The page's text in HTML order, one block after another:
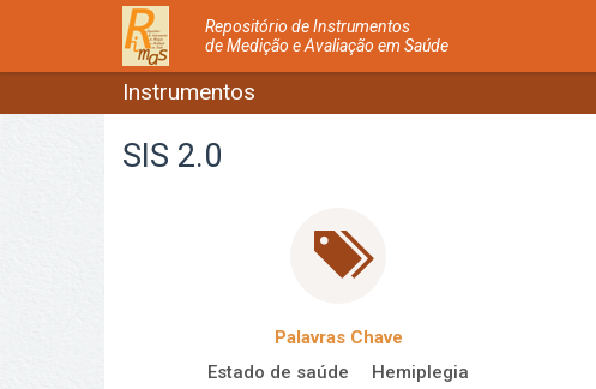
Repositório de Instrumentos
de Medição e Avaliação em Saúde
Instrumentos
SIS 2.0
Palavras Chave
Estado de saúde
Hemiplegia